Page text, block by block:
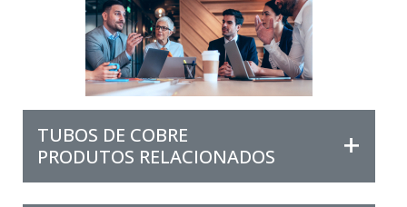
TUBOS DE COBRE
PRODUTOS RELACIONADOS